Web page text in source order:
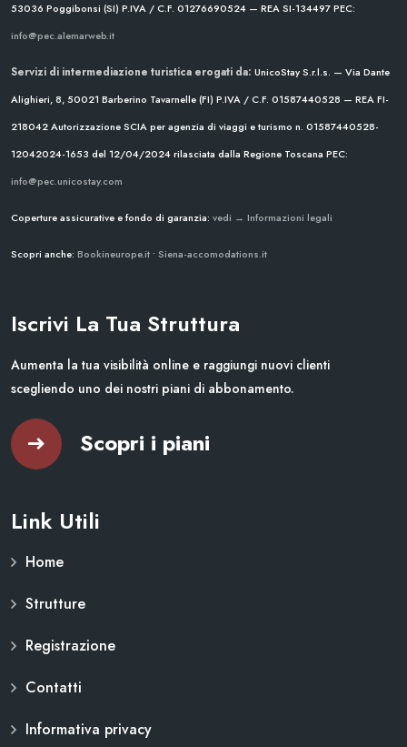
53036 Poggibonsi (SI) P.IVA / C.F. 01276690524 — REA SI-134497PEC:
info@pec.alemarweb.it
Servizi di intermediazione turistica erogati da: UnicoStay S.r.l.s. — Via Dante
Alighieri, 8, 50021 Barberino Tavarnelle (FI) P.IVA / C.F. 01587440528 — REA FI-
218042Autorizzazione SCIA per agenzia di viaggi e turismo n. 01587440528-
12042024-1653 del 12/04/2024rilasciata dalla Regione Toscana PEC:
info@pec.unicostay.com
Coperture assicurative e fondo di garanzia: vedi → Informazioni legali
Scopri anche: Bookineurope.it • Siena-accomodations.it
Iscrivi La Tua Struttura
Aumenta la tua visibilità online e raggiungi nuovi clienti
scegliendo uno dei nostri piani di abbonamento.
Scopri i piani
Link Utili
Home
Strutture
Registrazione
Contatti
Informativa privacy